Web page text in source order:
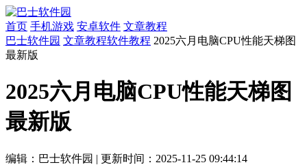
首页 手机游戏 安卓软件 文章教程
巴士软件园 文章教程软件教程 2025六月电脑CPU性能天梯图
最新版
2025六月电脑CPU性能天梯图
最新版
编辑：巴士软件园 | 更新时间：2025-11-25 09:44:14